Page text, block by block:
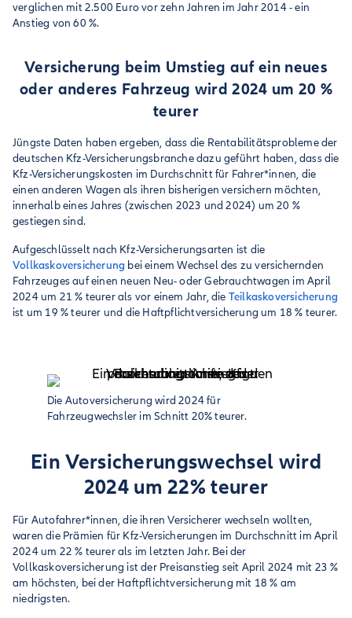
verglichen mit 2.500 Euro vor zehn Jahren im Jahr 2014 - ein
Anstieg von 60 %.
Versicherung beim Umstieg auf ein neues
oder anderes Fahrzeug wird 2024 um 20 %
teurer
Jüngste Daten haben ergeben, dass die Rentabilitätsprobleme der
deutschen Kfz-Versicherungsbranche dazu geführt haben, dass die
Kfz-Versicherungskosten im Durchschnitt für Fahrer*innen, die
einen anderen Wagen als ihren bisherigen versichern möchten,
innerhalb eines Jahres (zwischen 2023 und 2024) um 20 %
gestiegen sind.
Aufgeschlüsselt nach Kfz-Versicherungsarten ist die
Vollkaskoversicherung bei einem Wechsel des zu versichernden
Fahrzeuges auf einen neuen Neu- oder Gebrauchtwagen im April
2024 um 21 % teurer als vor einem Jahr, die Teilkaskoversicherung
ist um 19 % teurer und die Haftpflichtversicherung um 18 % teurer.
Die Autoversicherung wird 2024 für
Fahrzeugwechsler im Schnitt 20% teurer.
Ein Versicherungswechsel wird
2024 um 22% teurer
Für Autofahrer*innen, die ihren Versicherer wechseln wollten,
waren die Prämien für Kfz-Versicherungen im Durchschnitt im April
2024 um 22 % teurer als im letzten Jahr. Bei der
Vollkaskoversicherung ist der Preisanstieg seit April 2024 mit 23 %
am höchsten, bei der Haftpflichtversicherung mit 18 % am
niedrigsten.